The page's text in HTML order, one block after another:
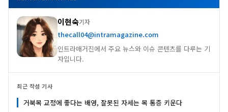
이현숙기자
thecall04@intramagazine.com
인트라매거진에서 주요 뉴스와 이슈 콘텐츠를 다루는 기
자입니다.
최근 작성 기사
거북목 교정에 좋다는 배영, 잘못된 자세는 목 통증 키운다